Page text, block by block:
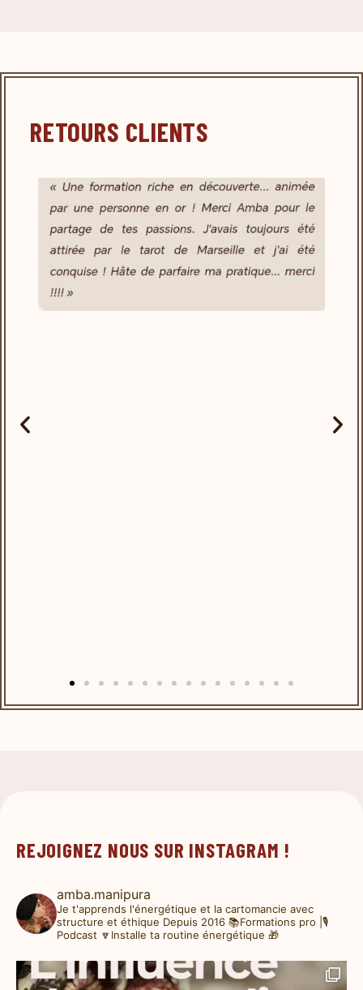
RETOURS CLIENTS
REJOIGNEZ NOUS SUR INSTAGRAM !
amba.manipura
Je t'apprends l'énergétique et la cartomancie avec
structure et éthique Depuis 2016 📚Formations pro |🎙️
Podcast 🔽Installe ta routine énergétique 🎁